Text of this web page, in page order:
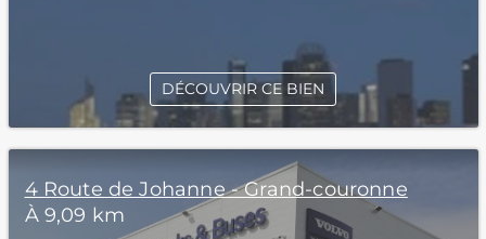
DÉCOUVRIR CE BIEN
4 Route de Johanne - Grand-couronne
À 9,09 km